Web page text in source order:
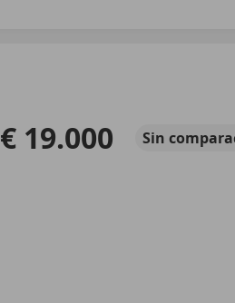
€ 19.000 Sin